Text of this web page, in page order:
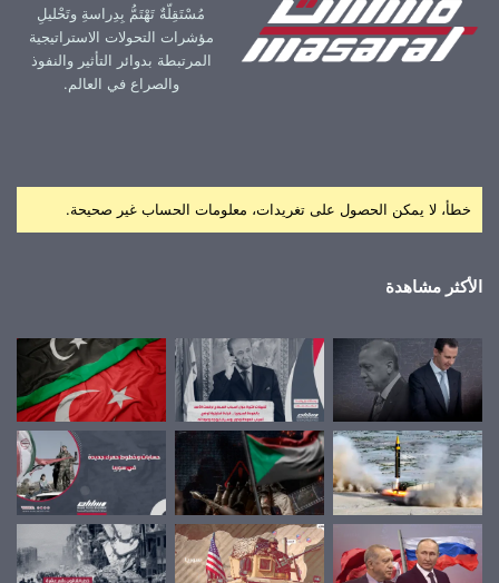
مُسْتَقِلّةٌ تَهْتَمُّ بِدِراسةِ وتَحْليلِ
مؤشرات التحولات الاستراتيجية
المرتبطة بدوائر التأثير والنفوذ
والصراع في العالم.
خطأ، لا يمكن الحصول على تغريدات، معلومات الحساب غير صحيحة.
الأكثر مشاهدة